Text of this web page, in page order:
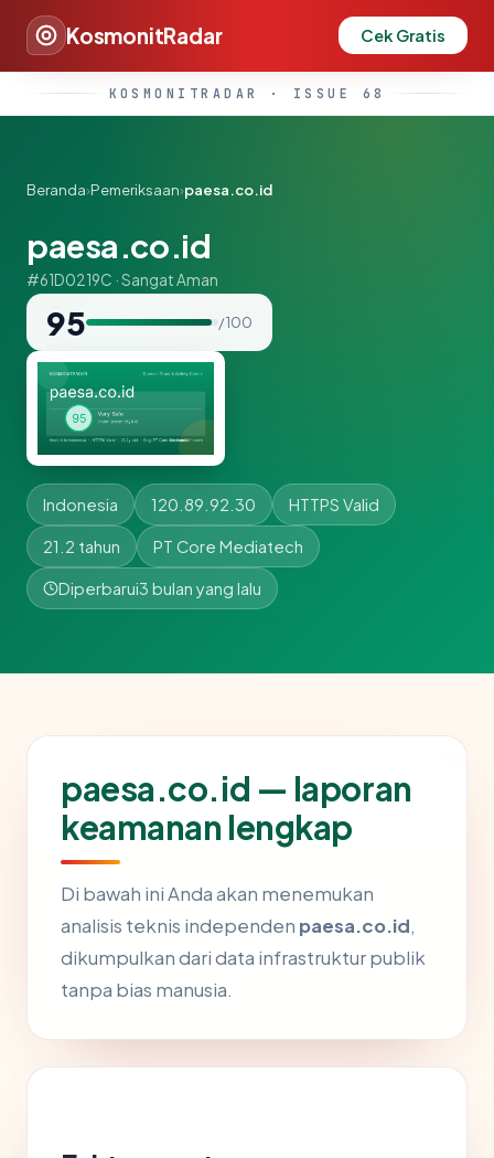
KosmonitRadar Cek Gratis
KOSMONITRADAR · ISSUE 68
Beranda›Pemeriksaan›paesa.co.id
paesa.co.id
#61D0219C · Sangat Aman
95 / 100
Indonesia 120.89.92.30 HTTPS Valid
21.2 tahun PT Core Mediatech
Diperbarui3 bulan yang lalu
paesa.co.id — laporan
keamanan lengkap
Di bawah ini Anda akan menemukan
analisis teknis independen paesa.co.id,
dikumpulkan dari data infrastruktur publik
tanpa bias manusia.